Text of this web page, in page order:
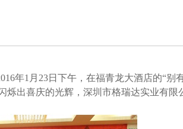
年1 月 23日下午，在福青龙大酒店的“别
烁出喜庆的光辉，深圳市格瑞达实业有限